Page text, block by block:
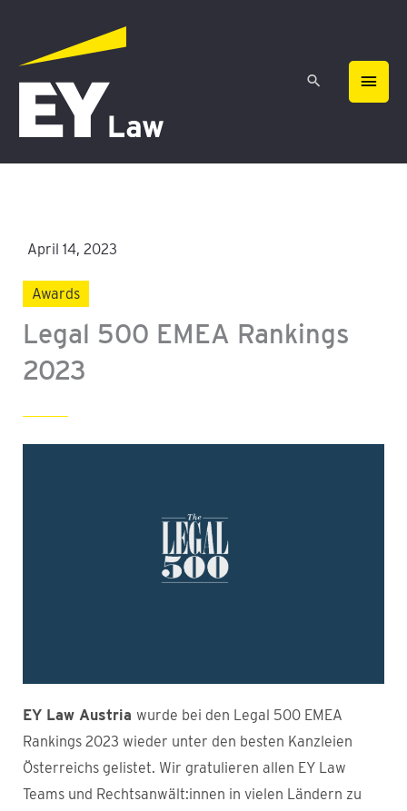
springen
April 14, 2023
Awards
Legal 500 EMEA Rankings
2023
EY Law Austria wurde bei den Legal 500 EMEA
Rankings 2023 wieder unter den besten Kanzleien
Österreichs gelistet. Wir gratulieren allen EY Law
Teams und Rechtsanwält:innen in vielen Ländern zu